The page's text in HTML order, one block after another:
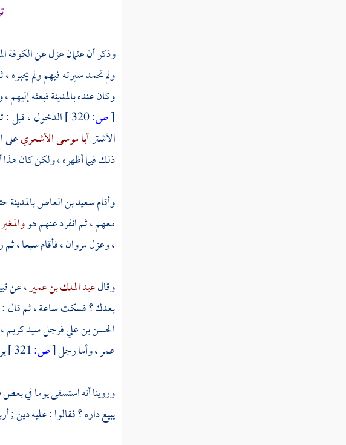
وذكر أنعثمانعزل عنالكوفة
ولم تحمد سيرته فيهم ولم
وكان عندهبالمدينةفبعثه إليهم
[ص: الدخول ، قيل :
الأشترأبا موسى الأشعريعلى
ذلك فيما أظهره ، ولكن كان
وأقامسعيد بن العاصبالمدينة
معهم ، ثم انفرد عنهم هو
، وعزلمروان، فأقام سبعا ، ثم
وقالعبد الملك بن عمير، عن
بعدك ؟ فسكت ساعة ، ثم قال :
الحسن بن عليفرجل سيد كريم ،
عمر، وأما رجل[ص:
وروينا أنه استسقى يوما في
يبيع داره ؟ فقالوا : عليه